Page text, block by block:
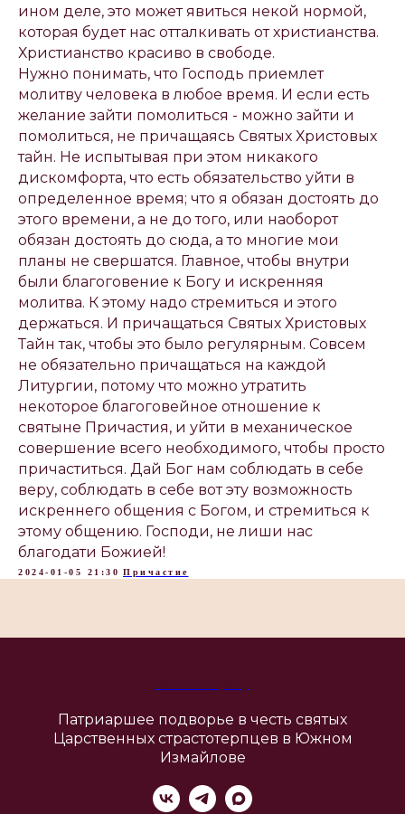
ином деле, это может явиться некой нормой,
которая будет нас отталкивать от христианства.
Христианство красиво в свободе.
Нужно понимать, что Господь приемлет
молитву человека в любое время. И если есть
желание зайти помолиться - можно зайти и
помолиться, не причащаясь Святых Христовых
тайн. Не испытывая при этом никакого
дискомфорта, что есть обязательство уйти в
определенное время; что я обязан достоять до
этого времени, а не до того, или наоборот
обязан достоять до сюда, а то многие мои
планы не свершатся. Главное, чтобы внутри
были благоговение к Богу и искренняя
молитва. К этому надо стремиться и этого
держаться. И причащаться Святых Христовых
Тайн так, чтобы это было регулярным. Совсем
не обязательно причащаться на каждой
Литургии, потому что можно утратить
некоторое благоговейное отношение к
святыне Причастия, и уйти в механическое
совершение всего необходимого, чтобы просто
причаститься. Дай Бог нам соблюдать в себе
веру, соблюдать в себе вот эту возможность
искреннего общения с Богом, и стремиться к
этому общению. Господи, не лиши нас
благодати Божией!
2024-01-05 21:30 Причастие
Патриаршее подворье в честь святых
Царственных страстотерпцев в Южном
Измайлове